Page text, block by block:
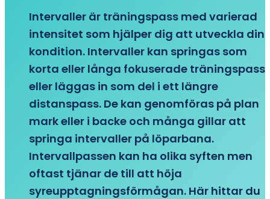
Intervaller är träningspass med varierad
intensitet som hjälper dig att utveckla din
kondition. Intervaller kan springas som
korta eller långa fokuserade träningspass
eller läggas in som del i ett längre
distanspass. De kan genomföras på plan
mark eller i backe och många gillar att
springa intervaller på löparbana.
Intervallpassen kan ha olika syften men
oftast tjänar de till att höja
syreupptagningsförmågan. Här hittar du